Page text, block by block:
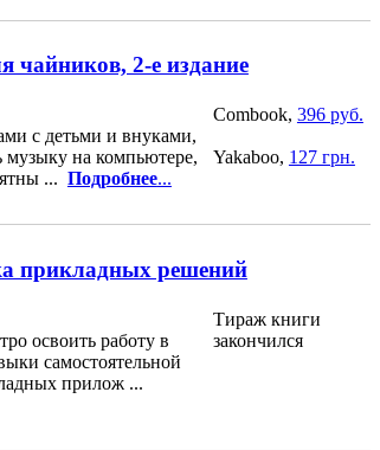
чайников, 2-е издание
с детьми и внуками,
музыку на компьютере,
... Подробнее...
Combook, 396 руб.
Yakaboo, 127 грн.
прикладных решений
освоить работу в
самостоятельной
прилож ...
Тираж книги
закончился